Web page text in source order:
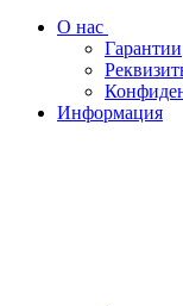
О нас
Гарантии
Информация